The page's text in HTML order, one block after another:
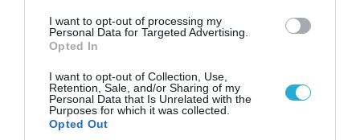
I want to opt-out of processing my
Personal Data for Targeted Advertising.
Opted In
I want to opt-out of Collection, Use,
Retention, Sale, and/or Sharing of my
Personal Data that Is Unrelated with the
Purposes for which it was collected.
Opted Out
06.08.2026 | 09:03
«Οι εντελώς αθώοι»: Η ανάρτηση του Αρκά για